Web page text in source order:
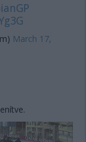
March 17,